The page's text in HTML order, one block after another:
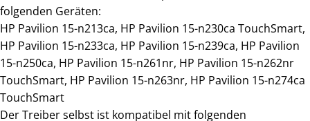
folgenden Geräten:
HP Pavilion 15-n213ca, HP Pavilion 15-n230ca TouchSmart,
HP Pavilion 15-n233ca, HP Pavilion 15-n239ca, HP Pavilion
15-n250ca, HP Pavilion 15-n261nr, HP Pavilion 15-n262nr
TouchSmart, HP Pavilion 15-n263nr, HP Pavilion 15-n274ca
TouchSmart
Der Treiber selbst ist kompatibel mit folgenden